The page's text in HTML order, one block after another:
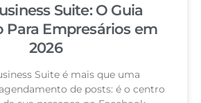
Suite: O Guia
Para Empresários em
2026
Suite é mais que uma
de posts: é o centro